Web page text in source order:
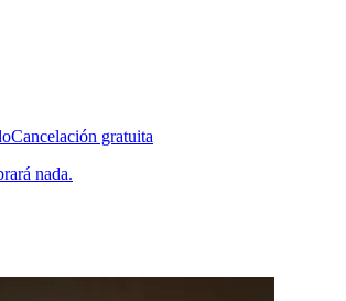
Cancelación gratuita
nada.